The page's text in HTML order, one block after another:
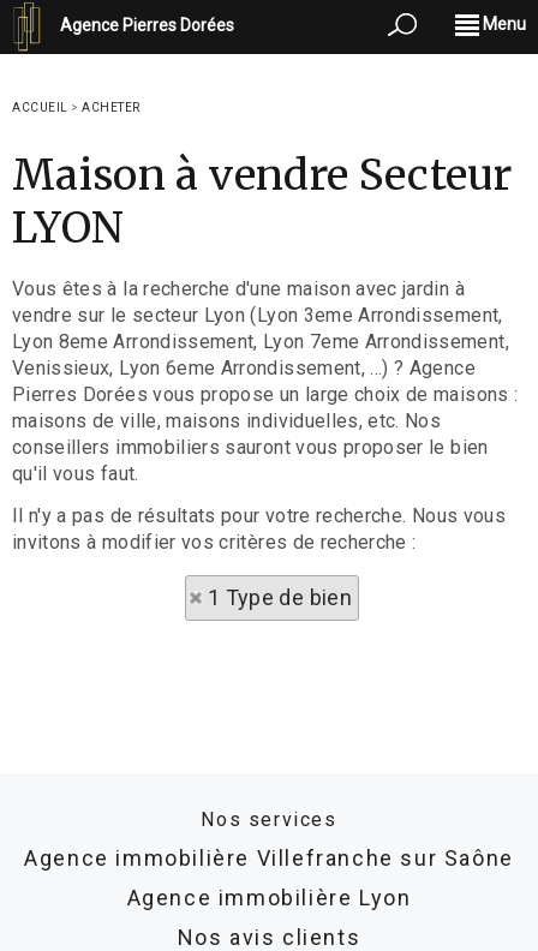
Agence Pierres Dorées Menu
ACCUEIL > ACHETER
Maison à vendre Secteur
LYON
Vous êtes à la recherche d'une maison avec jardin à
vendre sur le secteur Lyon (Lyon 3eme Arrondissement,
Lyon 8eme Arrondissement, Lyon 7eme Arrondissement,
Venissieux, Lyon 6eme Arrondissement, ...) ? Agence
Pierres Dorées vous propose un large choix de maisons :
maisons de ville, maisons individuelles, etc. Nos
conseillers immobiliers sauront vous proposer le bien
qu'il vous faut.
Il n'y a pas de résultats pour votre recherche. Nous vous
invitons à modifier vos critères de recherche :
1 Type de bien
Nos services
Agence immobilière Villefranche sur Saône
Agence immobilière Lyon
Nos avis clients